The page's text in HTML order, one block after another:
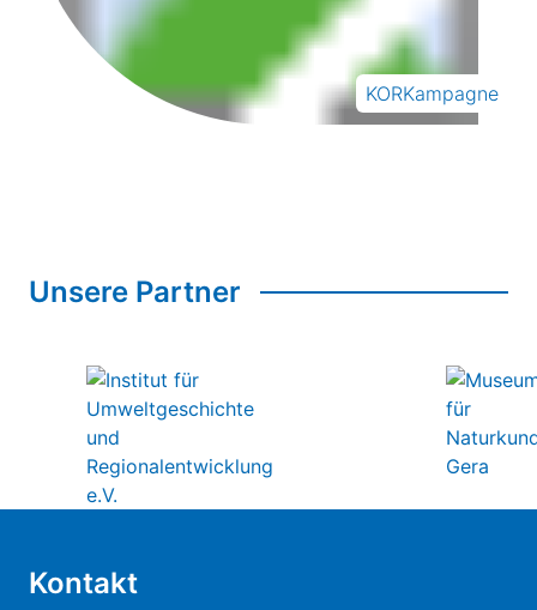
KORKampagne
Unsere Partner
Kontakt